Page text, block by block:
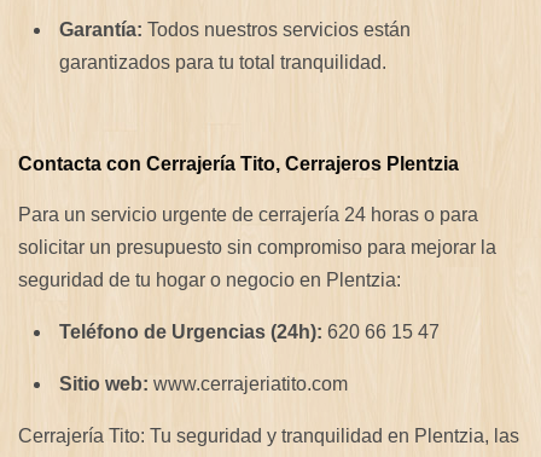
Garantía: Todos nuestros servicios están
garantizados para tu total tranquilidad.
Contacta con Cerrajería Tito, Cerrajeros Plentzia
Para un servicio urgente de cerrajería 24 horas o para
solicitar un presupuesto sin compromiso para mejorar la
seguridad de tu hogar o negocio en Plentzia:
Teléfono de Urgencias (24h): 620 66 15 47
Sitio web: www.cerrajeriatito.com
Cerrajería Tito: Tu seguridad y tranquilidad en Plentzia, las